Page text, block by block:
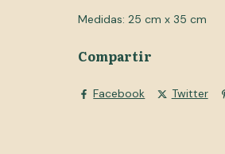
Medidas: 25 cm x 35 cm
Compartir
Facebook Twitter